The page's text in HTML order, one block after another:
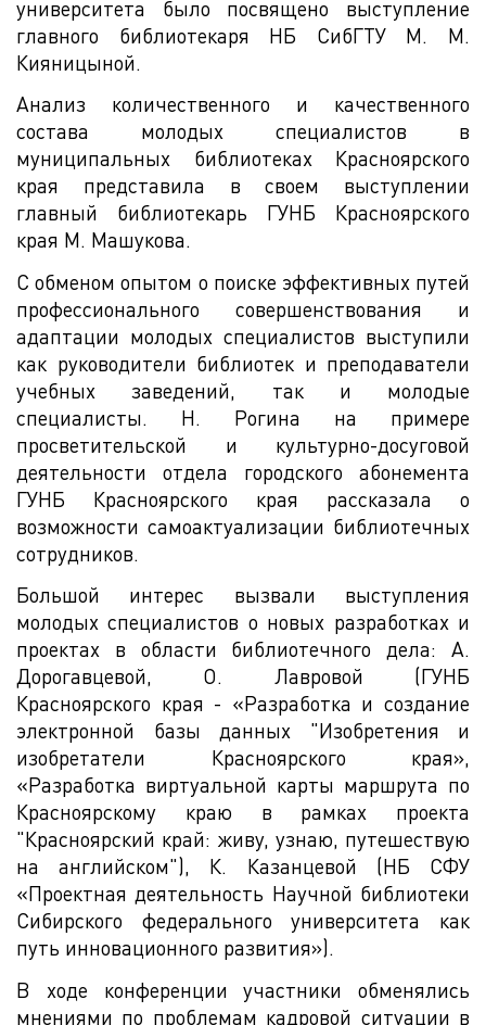
университета было посвящено выступление
главного библиотекаря НБ СибГТУ М. М.
Кияницыной.
Анализ количественного и качественного
состава молодых специалистов в
муниципальных библиотеках Красноярского
края представила в своем выступлении
главный библиотекарь ГУНБ Красноярского
края М. Машукова.
С обменом опытом о поиске эффективных путей
профессионального совершенствования и
адаптации молодых специалистов выступили
как руководители библиотек и преподаватели
учебных заведений, так и молодые
специалисты. Н. Рогина на примере
просветительской и культурно-досуговой
деятельности отдела городского абонемента
ГУНБ Красноярского края рассказала о
возможности самоактуализации библиотечных
сотрудников.
Большой интерес вызвали выступления
молодых специалистов о новых разработках и
проектах в области библиотечного дела: А.
Дорогавцевой, О. Лавровой (ГУНБ
Красноярского края - «Разработка и создание
электронной базы данных "Изобретения и
изобретатели Красноярского края»,
«Разработка виртуальной карты маршрута по
Красноярскому краю в рамках проекта
"Красноярский край: живу, узнаю, путешествую
на английском"), К. Казанцевой (НБ СФУ
«Проектная деятельность Научной библиотеки
Сибирского федерального университета как
путь инновационного развития»).
В ходе конференции участники обменялись
мнениями по проблемам кадровой ситуации в